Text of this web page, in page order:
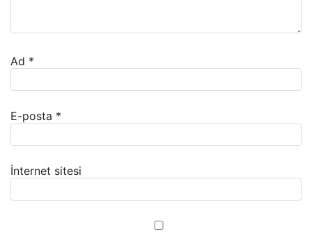
Ad *
E-posta *
İnternet sitesi